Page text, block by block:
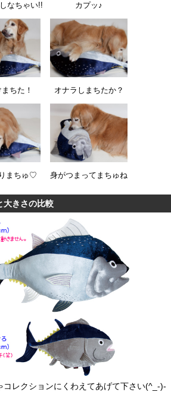
なちゃい!! カプッ♪
ちた！ オナラしまちたか？
まちゅ♡ 身がつまってまちゅね
大きさの比較
コレクションにくわえてあげて下さい(^_-)-